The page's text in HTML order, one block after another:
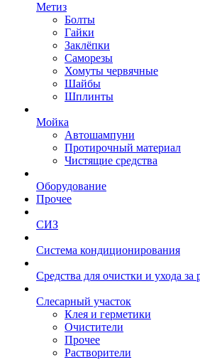
Метиз
Болты
Гайки
Заклёпки
Саморезы
Хомуты червячные
Шайбы
Шплинты
Мойка
Автошампуни
Протирочный материал
Чистящие средства
Оборудование
Прочее
СИЗ
Система кондиционирования
Средства для очистки и ухода за
Слесарный участок
Клея и герметики
Очистители
Прочее
Растворители